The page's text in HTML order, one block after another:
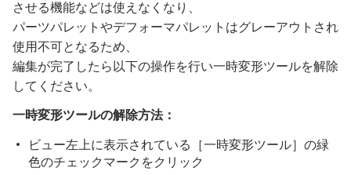
させる機能などは使えなくなり、
パーツパレットやデフォーマパレットはグレーアウトされ
使用不可となるため、
編集が完了したら以下の操作を行い一時変形ツールを解除
してください。
一時変形ツールの解除方法：
ビュー左上に表示されている［一時変形ツール］の緑
色のチェックマークをクリック